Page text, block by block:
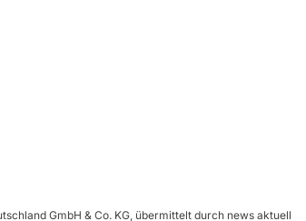
GmbH & Co. KG, übermittelt durch news aktuell